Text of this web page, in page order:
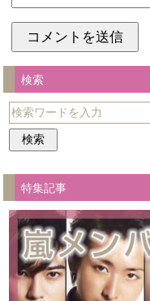
検索
特集記事